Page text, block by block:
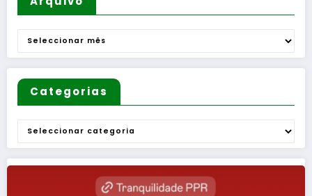
Arquivo
Categorias
Categorias